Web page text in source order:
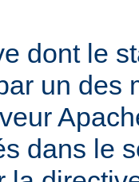
dont le
un des
dans le